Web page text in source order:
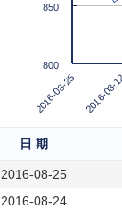
2016-08-25 2016-
850
800
日 期
2016-08-25
2016-08-24